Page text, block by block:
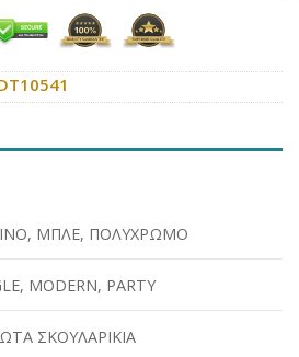
, ΜΠΛΕ, ΠΟΛΥΧΡΩΜΟ
, MODERN, PARTY
ΣΚΟΥΛΑΡΙΚΙΑ